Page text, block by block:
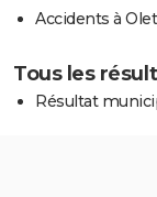
Accidents à
Tous les
Résultat